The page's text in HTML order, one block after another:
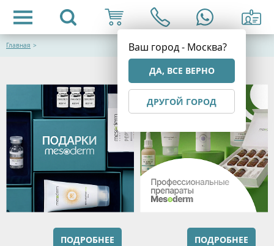
Ваш город - Москва?
ДА, ВСЕ ВЕРНО
ДРУГОЙ ГОРОД
Главная >
ПОДРОБНЕЕ ПОДРОБНЕЕ